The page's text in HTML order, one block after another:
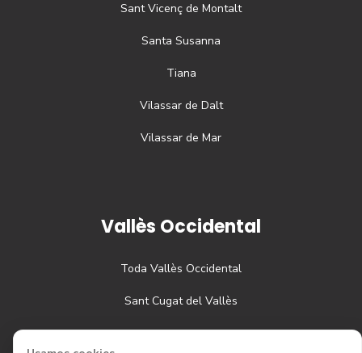
Sant Vicenç de Montalt
Santa Susanna
Tiana
Vilassar de Dalt
Vilassar de Mar
Vallès Occidental
Toda Vallès Occidental
Sant Cugat del Vallès